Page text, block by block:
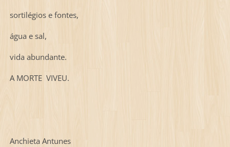
sortilégios e fontes,
água e sal,
vida abundante.
A MORTE VIVEU.
Anchieta Antunes